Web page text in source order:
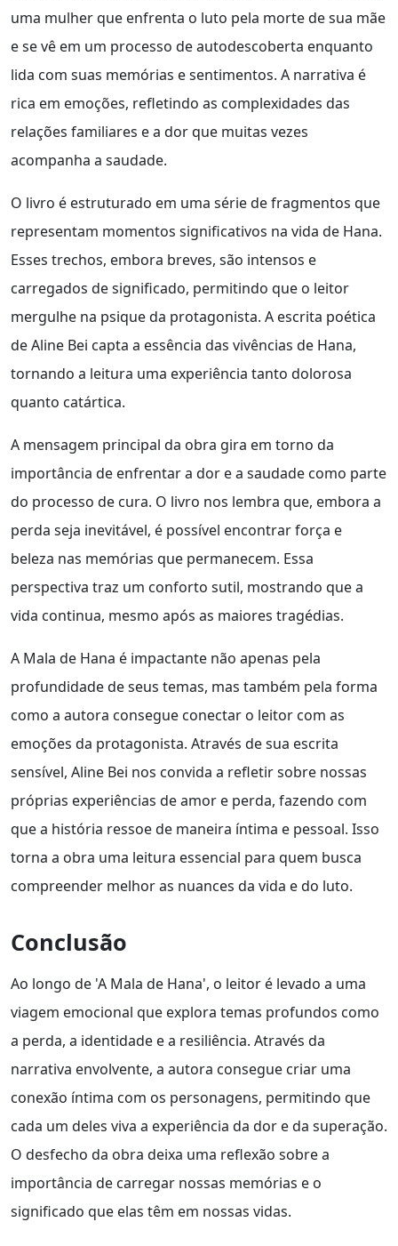
uma mulher que enfrenta o luto pela morte de sua mãe
e se vê em um processo de autodescoberta enquanto
lida com suas memórias e sentimentos. A narrativa é
rica em emoções, refletindo as complexidades das
relações familiares e a dor que muitas vezes
acompanha a saudade.
O livro é estruturado em uma série de fragmentos que
representam momentos significativos na vida de Hana.
Esses trechos, embora breves, são intensos e
carregados de significado, permitindo que o leitor
mergulhe na psique da protagonista. A escrita poética
de Aline Bei capta a essência das vivências de Hana,
tornando a leitura uma experiência tanto dolorosa
quanto catártica.
A mensagem principal da obra gira em torno da
importância de enfrentar a dor e a saudade como parte
do processo de cura. O livro nos lembra que, embora a
perda seja inevitável, é possível encontrar força e
beleza nas memórias que permanecem. Essa
perspectiva traz um conforto sutil, mostrando que a
vida continua, mesmo após as maiores tragédias.
A Mala de Hana é impactante não apenas pela
profundidade de seus temas, mas também pela forma
como a autora consegue conectar o leitor com as
emoções da protagonista. Através de sua escrita
sensível, Aline Bei nos convida a refletir sobre nossas
próprias experiências de amor e perda, fazendo com
que a história ressoe de maneira íntima e pessoal. Isso
torna a obra uma leitura essencial para quem busca
compreender melhor as nuances da vida e do luto.
Conclusão
Ao longo de 'A Mala de Hana', o leitor é levado a uma
viagem emocional que explora temas profundos como
a perda, a identidade e a resiliência. Através da
narrativa envolvente, a autora consegue criar uma
conexão íntima com os personagens, permitindo que
cada um deles viva a experiência da dor e da superação.
O desfecho da obra deixa uma reflexão sobre a
importância de carregar nossas memórias e o
significado que elas têm em nossas vidas.